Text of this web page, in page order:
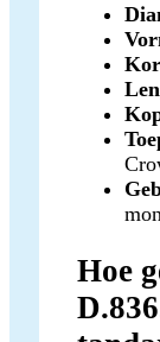
Hoe